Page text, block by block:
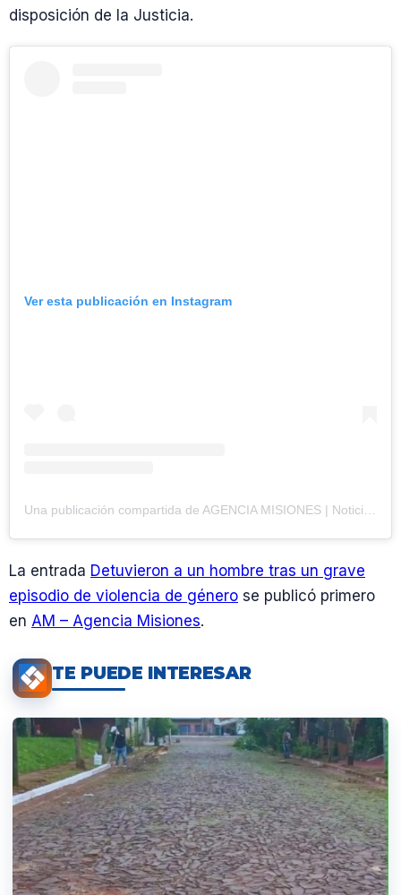
disposición de la Justicia.
Ver esta publicación en Instagram
Una publicación compartida de AGENCIA MISIONES | Noticias (@agenciamisiones.uno)
La entrada Detuvieron a un hombre tras un grave
episodio de violencia de género se publicó primero
en AM – Agencia Misiones.
TE PUEDE INTERESAR